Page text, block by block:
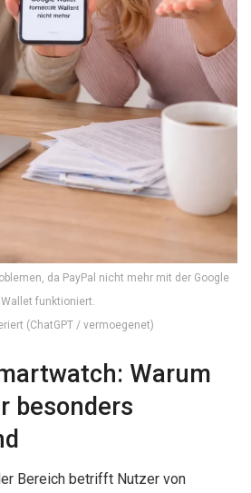
da PayPal nicht mehr mit der Google
Wallet funktioniert.
(ChatGPT / vermoegenet)
Warum
besonders
Bereich betrifft Nutzer von